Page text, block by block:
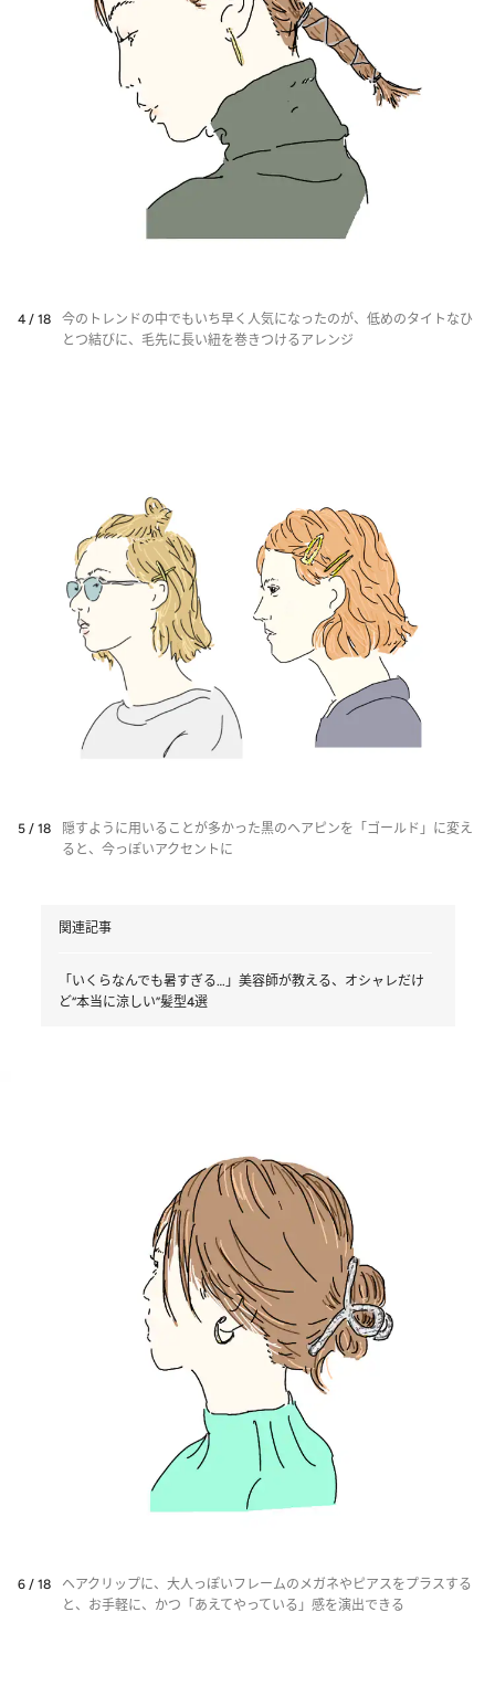
4 / 18
今のトレンドの中でもいち早く人気になったのが、低めのタイトなひ
とつ結びに、毛先に長い紐を巻きつけるアレンジ
5 / 18
隠すように用いることが多かった黒のヘアピンを「ゴールド」に変え
ると、今っぽいアクセントに
関連記事
「いくらなんでも暑すぎる…」美容師が教える、オシャレだけ
ど“本当に涼しい”髪型4選
6 / 18
ヘアクリップに、大人っぽいフレームのメガネやピアスをプラスする
と、お手軽に、かつ「あえてやっている」感を演出できる